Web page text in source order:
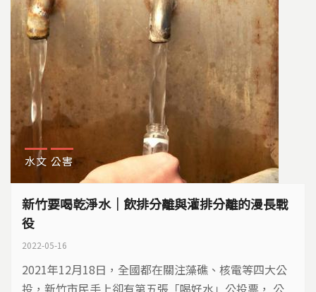
水文 公害
新竹要喝乾淨水｜飲排分離與灌排分離的漫長戰
役
2022-05-16
2021年12月18日，全國都在關注藻礁、核電等四大公
投，新竹市民手上卻有第五張「喝好水」公投票， 公